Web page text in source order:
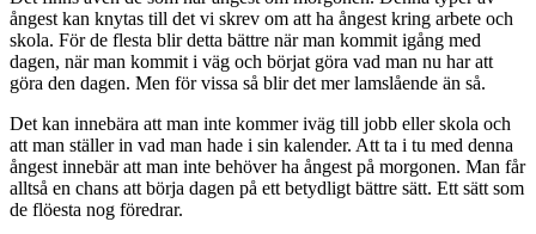
ångest kan knytas till det vi skrev om att ha ångest kring arbete och
skola. För de flesta blir detta bättre när man kommit igång med
dagen, när man kommit i väg och börjat göra vad man nu har att
göra den dagen. Men för vissa så blir det mer lamslående än så.
Det kan innebära att man inte kommer iväg till jobb eller skola och
att man ställer in vad man hade i sin kalender. Att ta i tu med denna
ångest innebär att man inte behöver ha ångest på morgonen. Man får
alltså en chans att börja dagen på ett betydligt bättre sätt. Ett sätt som
de flöesta nog föredrar.